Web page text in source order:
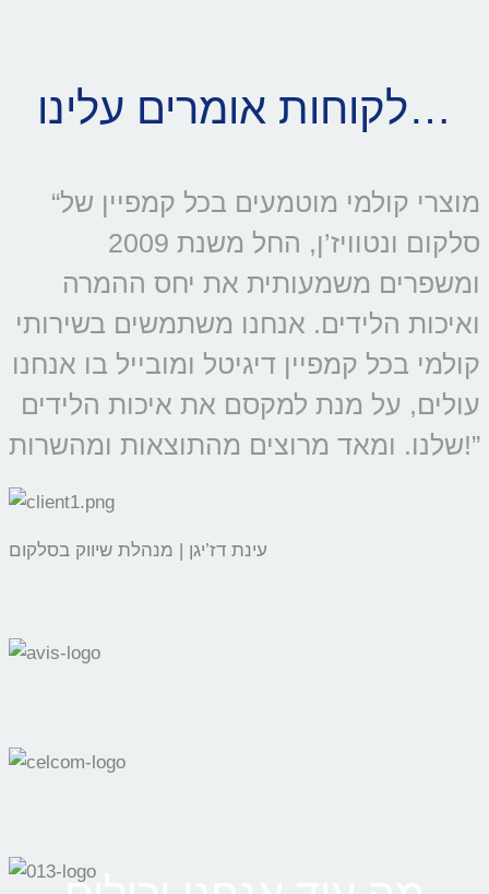
לקוחות אומרים עלינו…
“מוצרי קולמי מוטמעים בכל קמפיין של
סלקום ונטוויז’ן, החל משנת 2009
ומשפרים משמעותית את יחס ההמרה
ואיכות הלידים. אנחנו משתמשים בשירותי
קולמי בכל קמפיין דיגיטל ומובייל בו אנחנו
עולים, על מנת למקסם את איכות הלידים
שלנו. ומאד מרוצים מהתוצאות ומהשרות!”
עינת דז’יגן | מנהלת שיווק בסלקום